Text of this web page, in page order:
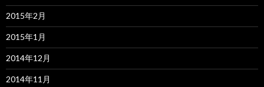
2015年2月
2015年1月
2014年12月
2014年11月